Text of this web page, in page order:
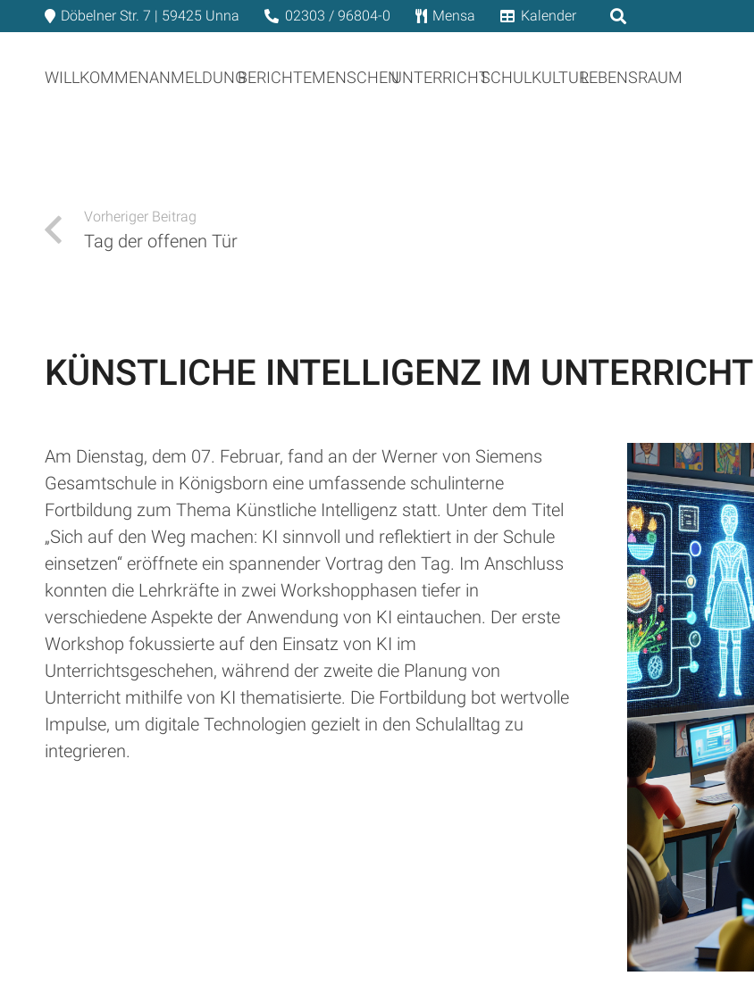
Döbelner Str. 7 | 59425 Unna 02303 / 96804-0 Mensa Kalender
WILLKOMMENANMELDUNGBERICHTEMENSCHENUNTERRICHTSCHULKULTURLEBENSRAUM
Vorheriger Beitrag
Tag der offenen Tür
KÜNSTLICHE INTELLIGENZ IM UNTERRICHT
Am Dienstag, dem 07. Februar, fand an der Werner von Siemens
Gesamtschule in Königsborn eine umfassende schulinterne
Fortbildung zum Thema Künstliche Intelligenz statt. Unter dem Titel
„Sich auf den Weg machen: KI sinnvoll und reflektiert in der Schule
einsetzen“ eröffnete ein spannender Vortrag den Tag. Im Anschluss
konnten die Lehrkräfte in zwei Workshopphasen tiefer in
verschiedene Aspekte der Anwendung von KI eintauchen. Der erste
Workshop fokussierte auf den Einsatz von KI im
Unterrichtsgeschehen, während der zweite die Planung von
Unterricht mithilfe von KI thematisierte. Die Fortbildung bot wertvolle
Impulse, um digitale Technologien gezielt in den Schulalltag zu
integrieren.